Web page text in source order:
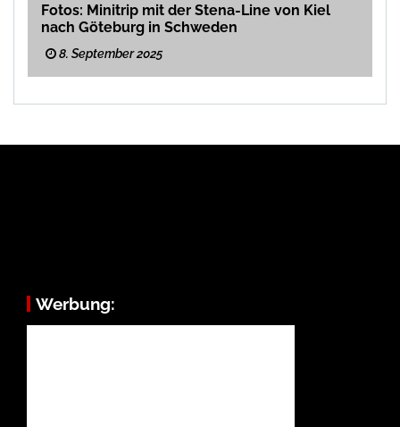
Fotos: Minitrip mit der Stena-Line von Kiel
nach Göteburg in Schweden
8. September 2025
Werbung: